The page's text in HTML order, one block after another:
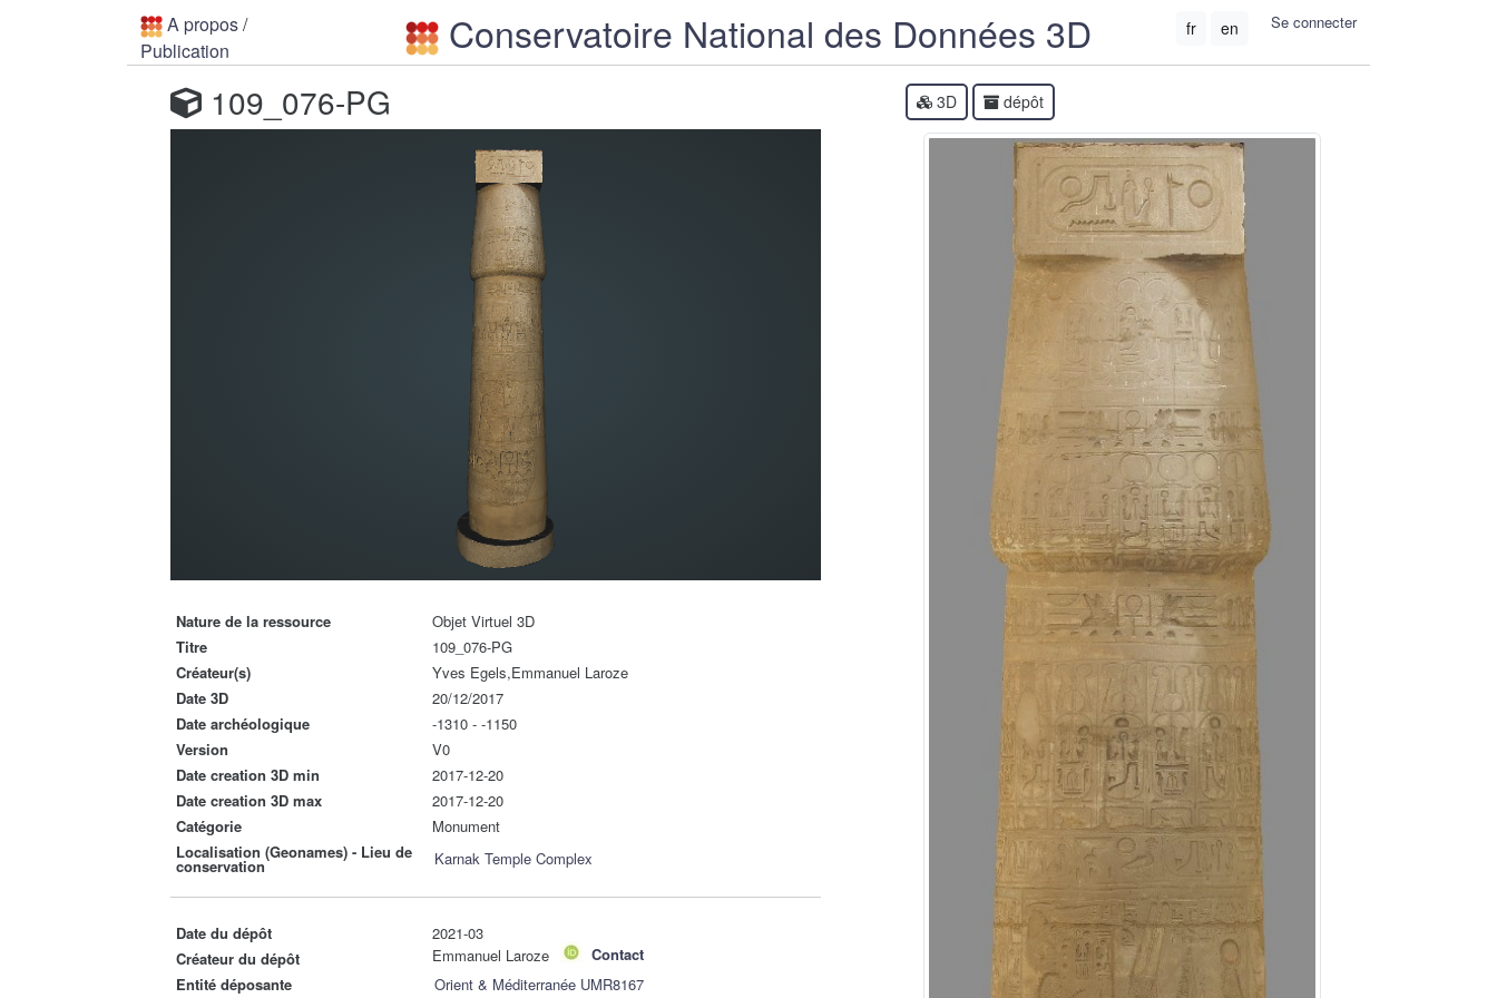
A propos/
Publication
Conservatoire National des Données 3D Se connecter
fr en
109_076-PG
Nature de la ressource
Objet Virtuel 3D
Titre
109_076-PG
Créateur(s)
Yves Egels,Emmanuel Laroze
Date 3D
20/12/2017
Date archéologique
-1310 - -1150
Version
V0
Date creation 3D min
2017-12-20
Date creation 3D max
2017-12-20
Catégorie
Monument
Localisation (Geonames) - Lieu de
conservation Karnak Temple Complex
Date du dépôt
2021-03
Créateur du dépôt
Emmanuel Laroze
Contact
Entité déposante
Orient & Méditerranée UMR8167
3D dépôt